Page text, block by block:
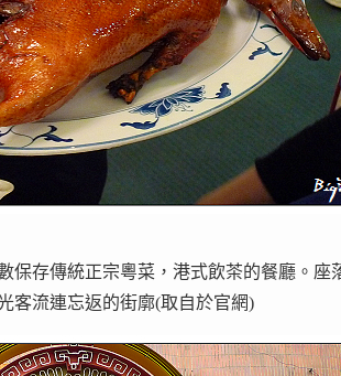
保存傳統正宗粵菜，港式飲茶的餐廳。座
客流連忘返的街廓(取自於官網)